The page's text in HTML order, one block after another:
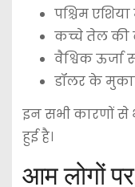
पश्चिम
कच्चे तेल की
वैश्विक
डॉलर के
इन सभी कारणों से
हुई है।
आम लोगों